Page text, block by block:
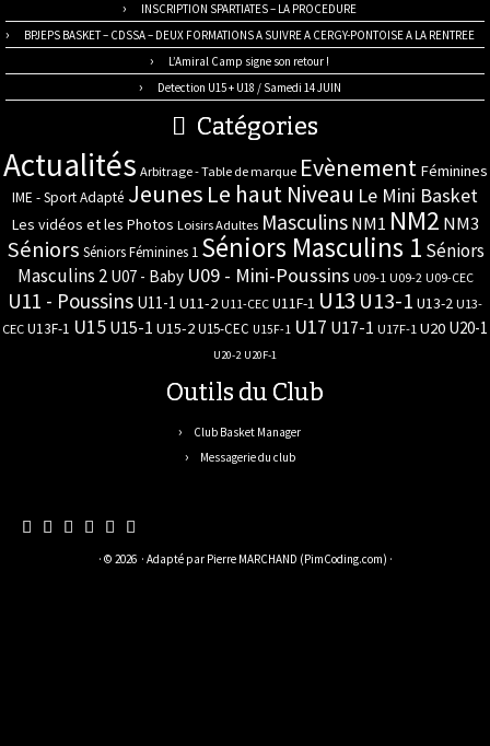
INSCRIPTION SPARTIATES – LA PROCEDURE
BPJEPS BASKET – CDSSA – DEUX FORMATIONS A SUIVRE A CERGY-PONTOISE A LA RENTREE
L’Amiral Camp signe son retour !
Detection U15 + U18 / Samedi 14 JUIN
Catégories
Actualités Arbitrage - Table de marque Evènement Féminines
IME - Sport Adapté Jeunes Le haut Niveau Le Mini Basket
Les vidéos et les Photos Loisirs Adultes Masculins NM1 NM2 NM3
Séniors Séniors Féminines 1 Séniors Masculins 1 Séniors
Masculins 2 U07 - Baby U09 - Mini-Poussins U09-1 U09-2 U09-CEC
U11 - Poussins U11-1 U11-2 U11-CEC U11F-1 U13 U13-1 U13-2 U13-
CEC U13F-1 U15 U15-1 U15-2U15-CEC U15F-1 U17 U17-1 U17F-1 U20 U20-1
U20-2 U20F-1
Outils du Club
Club Basket Manager
Messagerie du club
· © 2026 · Adapté par Pierre MARCHAND (PimCoding.com) ·